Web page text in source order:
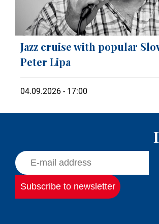
Jazz cruise with popular
Peter Lipa
04.09.2026 - 17:00